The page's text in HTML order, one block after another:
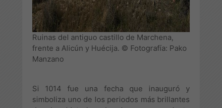
Ruinas del antiguo castillo de Marchena,
frente a Alicún y Huécija. © Fotografía: Pako
Manzano
Si 1014 fue una fecha que inauguró y
simboliza uno de los periodos más brillantes